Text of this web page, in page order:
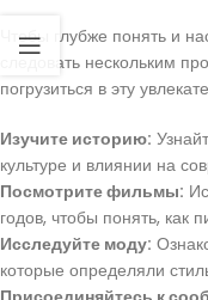
Чтобы глубже понять и
следовать нескольким
погрузиться в эту
Изучите историю:
культуре и влиянии на
Посмотрите фильмы:
годов, чтобы понять, как
Исследуйте моду:
которые определяли